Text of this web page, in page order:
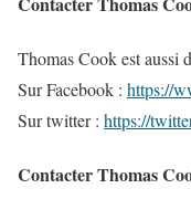
Thomas Cook est aussi
Sur Facebook : https://
Sur twitter : https://
Contacter Thomas